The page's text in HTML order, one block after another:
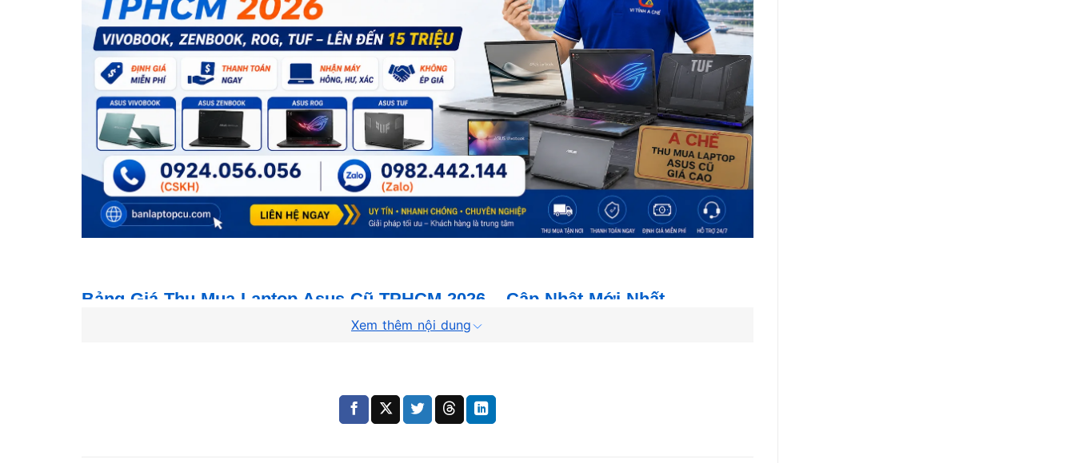
Bảng Giá Thu Mua Laptop Asus Cũ TPHCM 2026 – Cập Nhật Mới Nhất
Giá thu mua laptop Asus cũ phụ thuộc vào dòng máy, thế hệ CPU, card đồ họa và tình trạng thực tế. Bảng dưới đây
⚠️ Giá tham khảo — báo giá chính xác sau khi kiểm tra trực tiếp. Máy hỏng, hư, xác vẫn có giá. Gọi
Xem thêm nội dung